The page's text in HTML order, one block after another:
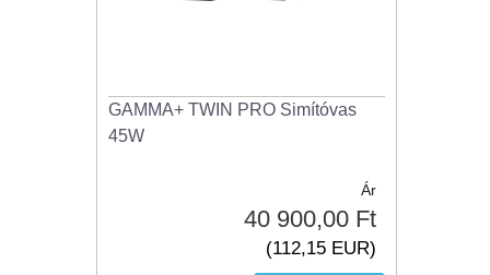
GAMMA+ TWIN PRO Simítóvas
45W
Ár
40 900,00 Ft
(112,15 EUR)